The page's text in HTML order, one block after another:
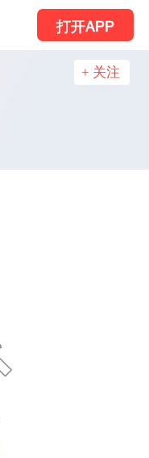
打开APP
+ 关注